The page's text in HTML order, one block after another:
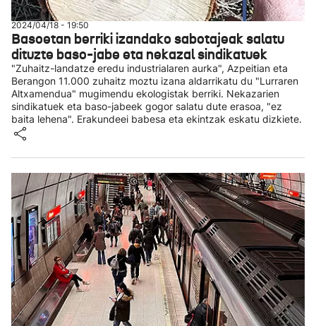
2024/04/18 - 19:50
Basoetan berriki izandako sabotajeak salatu
dituzte baso-jabe eta nekazal sindikatuek
"Zuhaitz-landatze eredu industrialaren aurka", Azpeitian eta
Berangon 11.000 zuhaitz moztu izana aldarrikatu du "Lurraren
Altxamendua" mugimendu ekologistak berriki. Nekazarien
sindikatuek eta baso-jabeek gogor salatu dute erasoa, "ez
baita lehena". Erakundeei babesa eta ekintzak eskatu dizkiete.